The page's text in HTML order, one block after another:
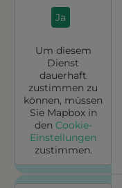
Ja
Um diesem
Dienst
dauerhaft
zustimmen zu
können, müssen
Sie Mapboxin
den Cookie-
Einstellungen
zustimmen.